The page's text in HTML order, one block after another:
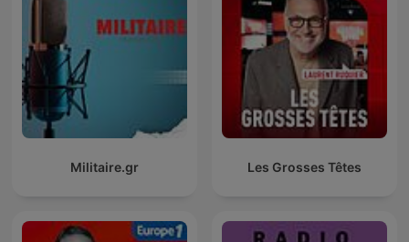
Militaire.gr Les Grosses Têtes